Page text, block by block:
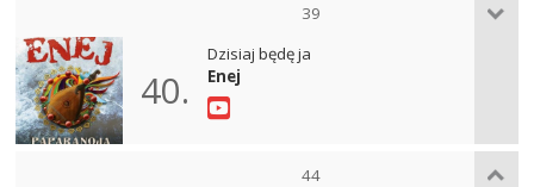
39
40.
Dzisiaj będę ja
Enej
44